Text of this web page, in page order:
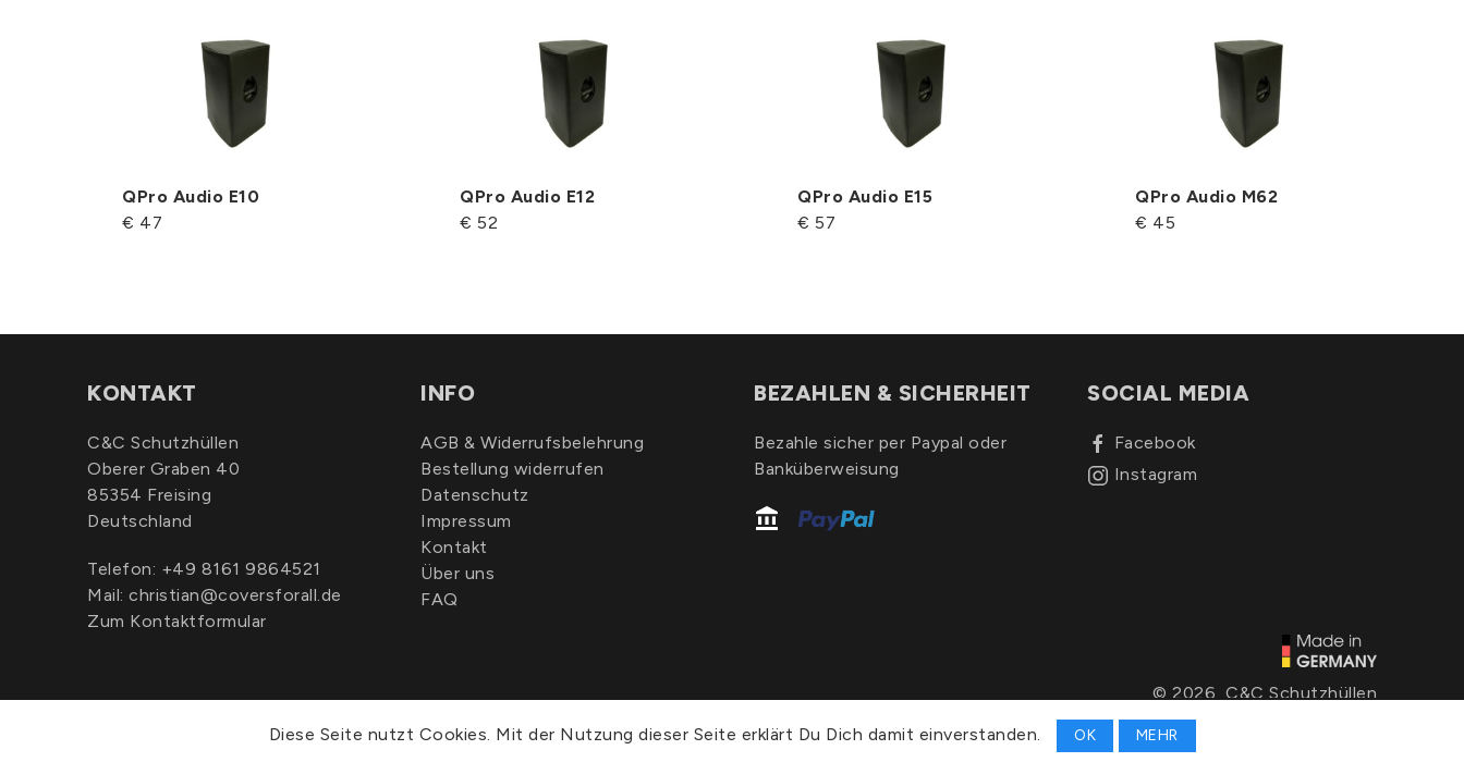
QPro Audio E10
€ 47
QPro Audio E12
€ 52
QPro Audio E15
€ 57
QPro Audio M62
€ 45
Diese Seite nutzt Cookies. Mit der Nutzung dieser Seite erklärt Du Dich damit einverstanden. OK MEHR
KONTAKT
C&C Schutzhüllen
Oberer Graben 40
85354 Freising
Deutschland
Telefon: +49 8161 9864521
Mail: christian@coversforall.de
Zum Kontaktformular
INFO
AGB & Widerrufsbelehrung
Bestellung widerrufen
Datenschutz
Impressum
Kontakt
Über uns
FAQ
BEZAHLEN & SICHERHEIT
Bezahle sicher per Paypal oder
Banküberweisung
SOCIAL MEDIA
Facebook
Instagram
© 2026, C&C Schutzhüllen